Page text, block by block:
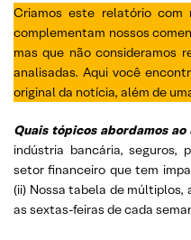
Criamos este relatório com
complementam nossos
mas que não consideramos
analisadas. Aqui você
original da notícia, além de
Quais tópicos abordamos ao
indústria bancária, seguros,
setor financeiro que tem
(ii) Nossa tabela de múltiplos,
as sextas-feiras de cada